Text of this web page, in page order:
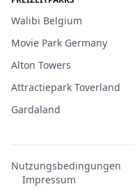
Walibi Belgium
Movie Park Germany
Alton Towers
Attractiepark Toverland
Gardaland
Nutzungsbedingungen
Impressum